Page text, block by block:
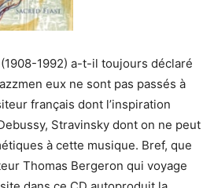
1992) a-t-il toujours déclaré
eux ne sont pas passés à
français dont l’inspiration
Stravinsky dont on ne peut
à cette musique. Bref, que
Thomas Bergeron qui voyage